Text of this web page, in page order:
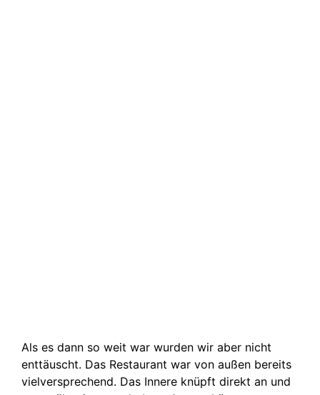
Als es dann so weit war wurden wir aber nicht
enttäuscht. Das Restaurant war von außen bereits
vielversprechend. Das Innere knüpft direkt an und